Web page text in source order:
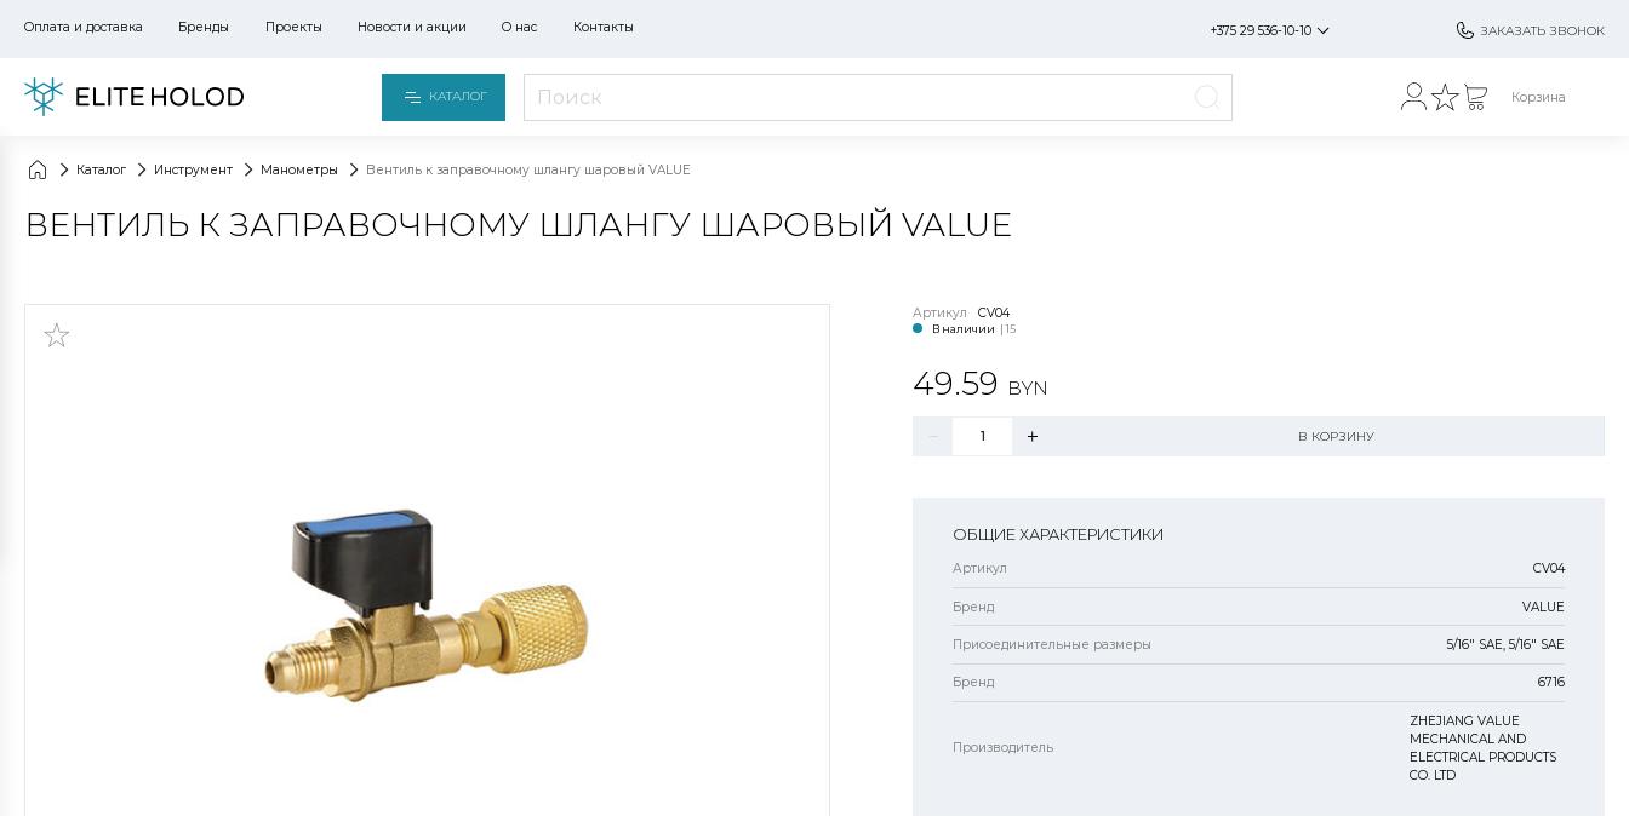
Оплата и доставка Бренды Проекты Новости и акции О нас Контакты +375 29 536-10-10 ЗАКАЗАТЬ ЗВОНОК
КАТАЛОГ Корзина
Каталог Инструмент Манометры Вентиль к заправочному шлангу шаровый VALUE
ВЕНТИЛЬ К ЗАПРАВОЧНОМУ ШЛАНГУ ШАРОВЫЙ VALUE
Артикул CV04
В наличии | 15
49.59 BYN
В КОРЗИНУ
ОБЩИЕ ХАРАКТЕРИСТИКИ
Артикул CV04
Бренд VALUE
Присоединительные размеры 5/16" SAE, 5/16" SAE
Бренд 6716
Производитель
ZHEJIANG VALUE
MECHANICAL AND
ELECTRICAL PRODUCTS
CO. LTD